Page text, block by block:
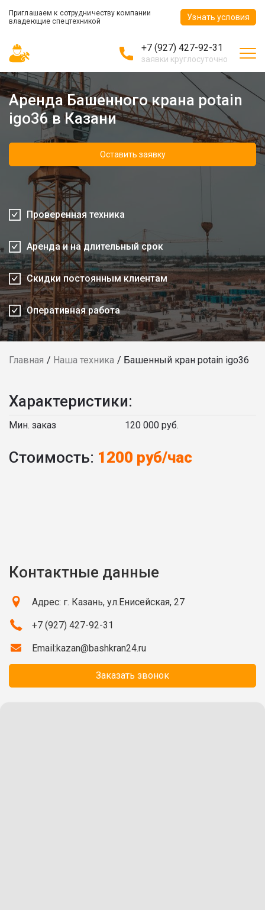
Приглашаем к сотрудничеству компании
владеющие спецтехникой
Узнать условия
+7 (927) 427-92-31
заявки круглосуточно
Аренда Башенного крана potain
igo36 в Казани
Оставить заявку
Проверенная техника
Аренда и на длительный срок
Скидки постоянным клиентам
Оперативная работа
Главная Наша техника Башенный кран potain igo36
Характеристики:
Мин. заказ 120 000 руб.
Стоимость: 1200 руб/час
Контактные данные
Адрес: г. Казань, ул.Енисейская, 27
+7 (927) 427-92-31
Email:kazan@bashkran24.ru
Заказать звонок